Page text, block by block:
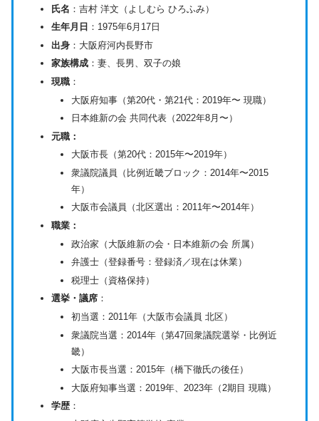
氏名 ：吉村 洋文（よしむら ひろふみ）
生年月日 ：1975年6月17日
出身：大阪府河内長野市
家族構成：妻、長男、双子の娘
現職：
大阪府知事（第20代・第21代：2019年〜 現職）
日本維新の会 共同代表（2022年8月〜）
元職：
大阪市長（第20代：2015年〜2019年）
衆議院議員（比例近畿ブロック：2014年〜2015
年）
大阪市会議員（北区選出：2011年〜2014年）
職業：
政治家（大阪維新の会・日本維新の会 所属）
弁護士（登録番号：登録済／現在は休業）
税理士（資格保持）
選挙・議席：
初当選：2011年（大阪市会議員 北区）
衆議院当選：2014年（第47回衆議院選挙・比例近
畿）
大阪市長当選：2015年（橋下徹氏の後任）
大阪府知事当選：2019年、2023年（2期目 現職）
学歴：